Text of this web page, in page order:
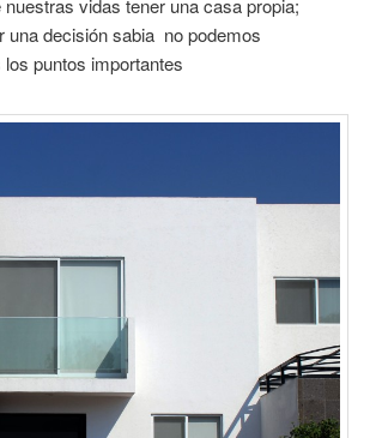
vidas tener una casa propia;
decisión sabia no podemos
puntos importantes